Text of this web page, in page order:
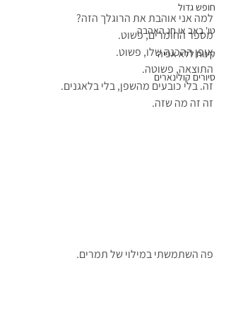
חופש גדול
טו' באב או חג האהבה
קינוח ללא אפיה
סיורים קולינארים
למה אני אוהבת את הרוגלך הזה?
מספר החומרים, פשוט.
אופן ההכנה שלו, פשוט.
התוצאה, פשוטה.
זה. בלי כובעים מהשפן, בלי בלאגנים.
זה זה מה שזה.
פה השתמשתי במילוי של תמרים.